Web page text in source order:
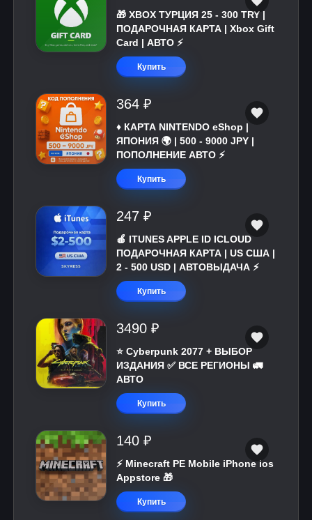
🎁 XBOX ТУРЦИЯ 25 - 300 TRY |
ПОДАРОЧНАЯ КАРТА | Xbox Gift
Card | АВТО ⚡
Купить
364 ₽
♦️ КАРТА NINTENDO eShop |
ЯПОНИЯ 🌍 | 500 - 9000 JPY |
ПОПОЛНЕНИЕ АВТО ⚡
Купить
247 ₽
🍎 ITUNES APPLE ID ICLOUD
ПОДАРОЧНАЯ КАРТА | US США |
2 - 500 USD | АВТОВЫДАЧА ⚡️
Купить
3490 ₽
⭐ Cyberpunk 2077 + ВЫБОР
ИЗДАНИЯ ✅ ВСЕ РЕГИОНЫ 🚛
АВТО
Купить
140 ₽
⚡️ Minecraft PE Mobile iPhone ios
Appstore 🎁
Купить